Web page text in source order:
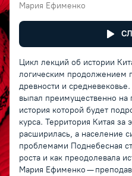
Мария Ефименко
Цикл лекций об истории
логическим продолжением
древности и
выпал преимущественно на
история которой будет
курса. Территория Китая за
расширилась, а население
проблемами Поднебесная
роста и как преодолевала
Мария Ефименко —